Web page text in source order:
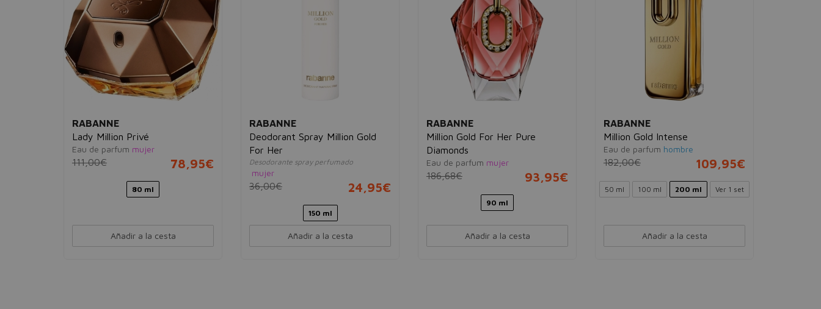
RABANNE
Lady Million Privé
Eau de parfum mujer
111,00€ 78,95€
80 ml
Añadir a la cesta
RABANNE
Deodorant Spray Million Gold
For Her
Desodorante spray perfumado
mujer
36,00€ 24,95€
150 ml
Añadir a la cesta
RABANNE
Million Gold For Her Pure
Diamonds
Eau de parfum mujer
186,68€ 93,95€
90 ml
Añadir a la cesta
RABANNE
Million Gold Intense
Eau de parfum hombre
182,00€ 109,95€
50 ml 100 ml 200 ml Ver 1 set
Añadir a la cesta